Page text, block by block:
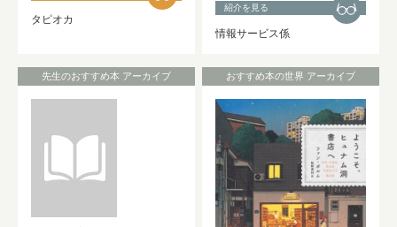
タピオカ
紹介を見る
情報サービス係
先生のおすすめ本 アーカイブ おすすめ本の世界 アーカイブ